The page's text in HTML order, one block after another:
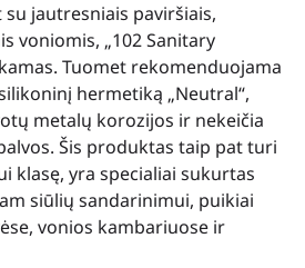
jautresniais paviršiais,
voniomis, „102 Sanitary
Tuomet rekomenduojama
hermetiką „Neutral“,
metalų korozijos ir nekeičia
Šis produktas taip pat turi
klasę, yra specialiai sukurtas
siūlių sandarinimui, puikiai
vonios kambariuose ir